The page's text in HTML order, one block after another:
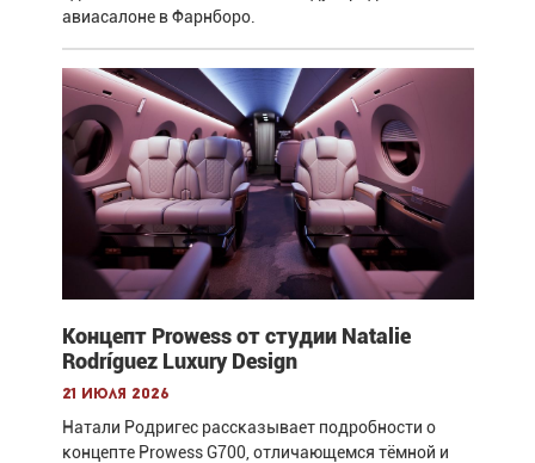
авиасалоне в Фарнборо.
Концепт Prowess от студии Natalie
Rodríguez Luxury Design
21 июля 2026
Натали Родригес рассказывает подробности о
концепте Prowess G700, отличающемся тёмной и